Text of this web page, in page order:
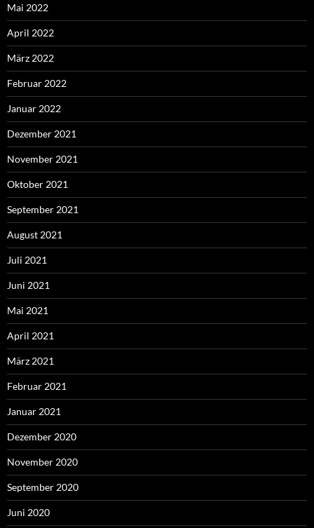
Mai 2022
April 2022
März 2022
Februar 2022
Januar 2022
Dezember 2021
November 2021
Oktober 2021
September 2021
August 2021
Juli 2021
Juni 2021
Mai 2021
April 2021
März 2021
Februar 2021
Januar 2021
Dezember 2020
November 2020
September 2020
Juni 2020